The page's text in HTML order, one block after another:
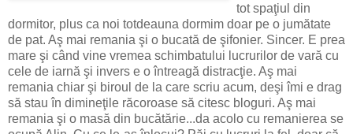
tot spaţiul din
dormitor, plus ca noi totdeauna dormim doar pe o jumătate
de pat. Aş mai remania şi o bucată de şifonier. Sincer. E prea
mare şi când vine vremea schimbatului lucrurilor de vară cu
cele de iarnă şi invers e o întreagă distracţie. Aş mai
remania chiar şi biroul de la care scriu acum, deşi îmi e drag
să stau în dimineţile răcoroase să citesc bloguri. Aş mai
remania şi o masă din bucătărie...da acolo cu remanierea se